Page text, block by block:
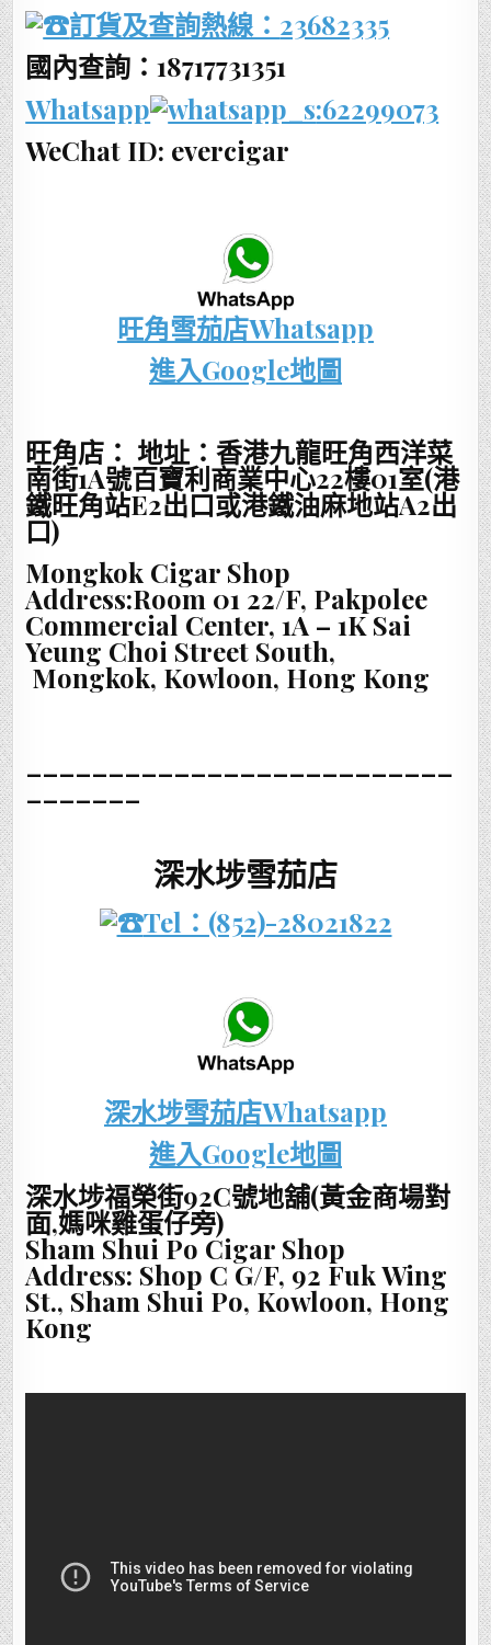
訂貨及查詢熱線： 23682335
國內查詢：18717731351
Whatsapp
:62299073
WeChat ID: evercigar
旺角雪茄店Whatsapp
進入Google地圖
旺角店： 地址：香港九龍旺角西洋菜
南街1A號百寶利商業中心22樓01室(港
鐵旺角站E2出口或港鐵油麻地站A2出
口)
Mongkok Cigar Shop
Address:Room 01 22/F, Pakpolee
Commercial Center, 1A – 1K Sai
Yeung Choi Street South,
Mongkok, Kowloon, Hong Kong
_______
深水埗雪茄店
Tel：(852)-28021822
深水埗雪茄店Whatsapp
進入Google地圖
深水埗福榮街92C號地舖(黃金商場對
面,媽咪雞蛋仔旁)
Sham Shui Po Cigar Shop
Address: Shop C G/F, 92 Fuk Wing
St., Sham Shui Po, Kowloon, Hong
Kong